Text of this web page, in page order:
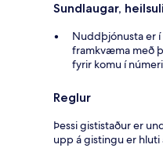
Sundlaugar,
Nuddþjónusta er
framkvæma með
fyrir komu í
Reglur
Þessi gististaður er
upp á gistingu er hluti